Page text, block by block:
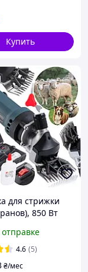
Купить
для стрижки
850 Вт
отправке
4.6 (5)
₴/мес